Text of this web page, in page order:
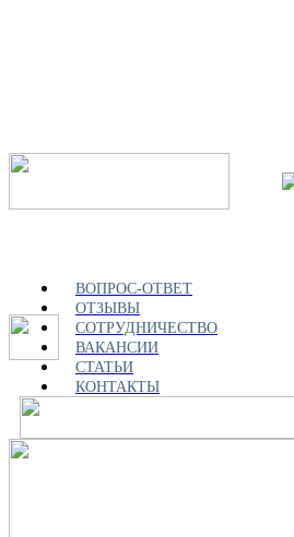
ВОПРОС-ОТВЕТ
ОТЗЫВЫ
СОТРУДНИЧЕСТВО
ВАКАНСИИ
СТАТЬИ
КОНТАКТЫ